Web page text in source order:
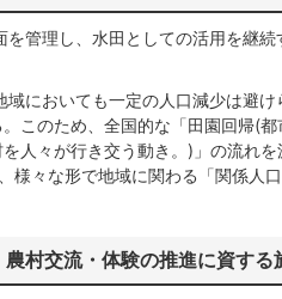
管理し、水田としての活用を継続
においても一定の人口減少は避
このため、全国的な「田園回帰(
人々が行き交う動き。)」の流れ
様々な形で地域に関わる「関係人
村交流・体験の推進に資する